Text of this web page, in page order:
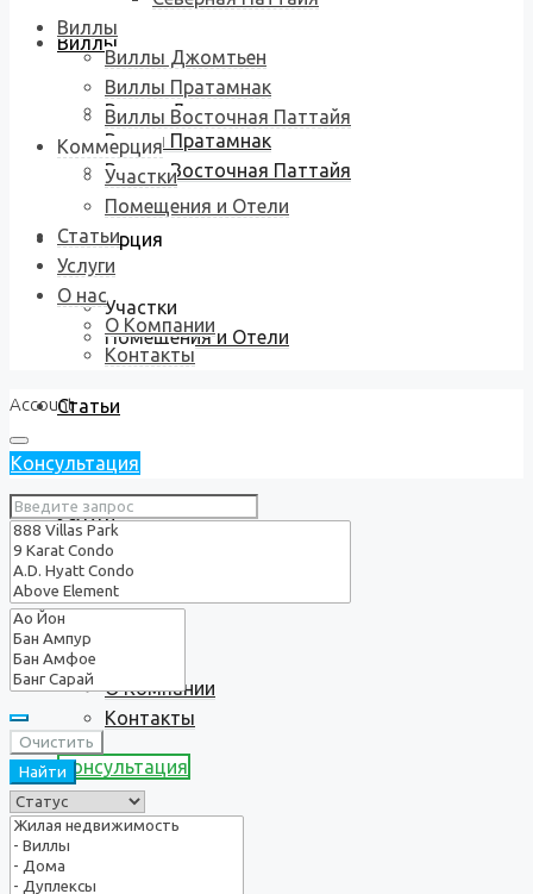
Виллы
Виллы Джомтьен
Виллы Пратамнак
Виллы Восточная Паттайя
Коммерция
Участки
Помещения и Отели
Статьи
Услуги
О нас
О Компании
Контакты
Консультация
Виллы
Виллы Джомтьен
Виллы Пратамнак
Виллы Восточная Паттайя
Коммерция
Участки
Помещения и Отели
Статьи
Услуги
О нас
О Компании
Контакты
Account
Консультация
Очистить
Найти